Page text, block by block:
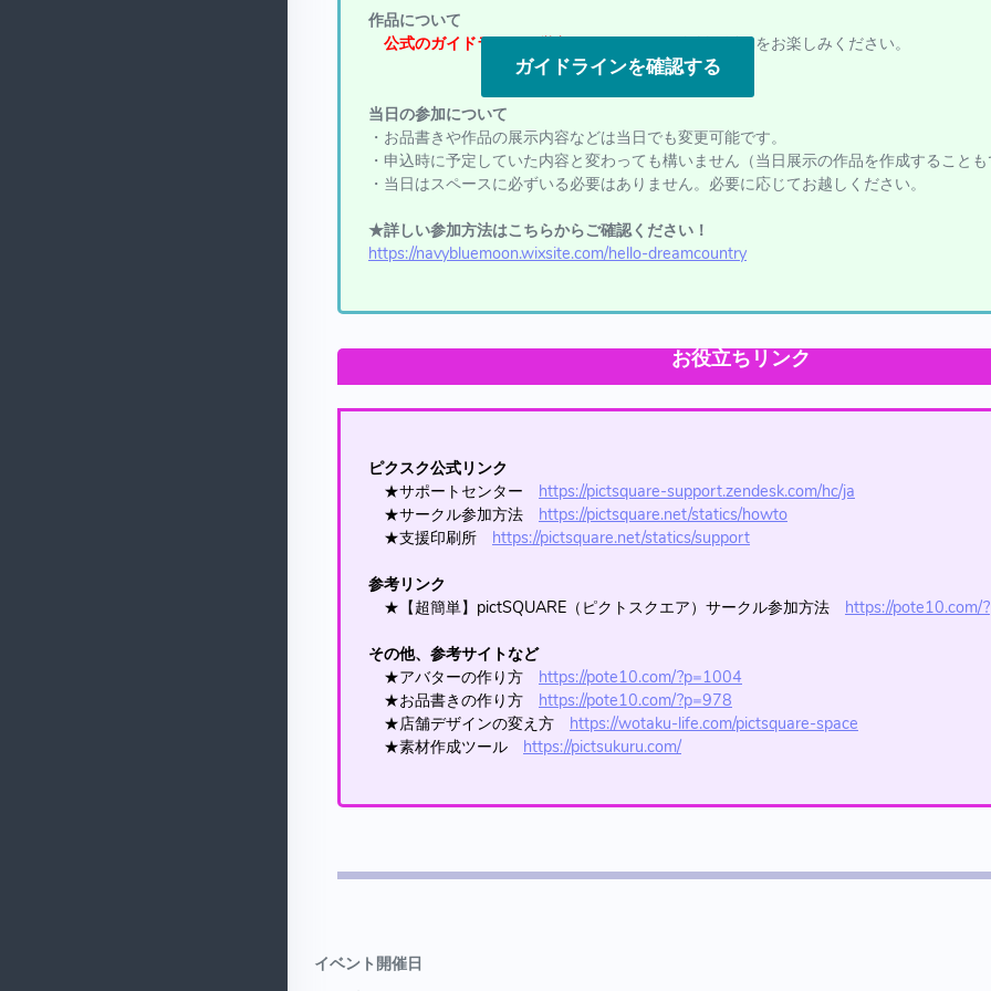
作品について
公式のガイドラインを厳守したうえでの二次創作活動をお楽しみください。
ガイドラインを確認する
当日の参加について
・お品書きや作品の展示内容などは当日でも変更可能です。
・申込時に予定していた内容と変わっても構いません（当日展示の作品を作成することも
・当日はスペースに必ずいる必要はありません。必要に応じてお越しください。
★詳しい参加方法はこちらからご確認ください！
https://navybluemoon.wixsite.com/hello-dreamcountry
お役立ちリンク
ピクスク公式リンク
★サポートセンター https://pictsquare-support.zendesk.com/hc/ja
★サークル参加方法 https://pictsquare.net/statics/howto
★支援印刷所 https://pictsquare.net/statics/support
参考リンク
★【超簡単】pictSQUARE（ピクトスクエア）サークル参加方法 https://pote10.com/
その他、参考サイトなど
★アバターの作り方 https://pote10.com/?p=1004
★お品書きの作り方 https://pote10.com/?p=978
★店舗デザインの変え方 https://wotaku-life.com/pictsquare-space
★素材作成ツール https://pictsukuru.com/
イベント開催日